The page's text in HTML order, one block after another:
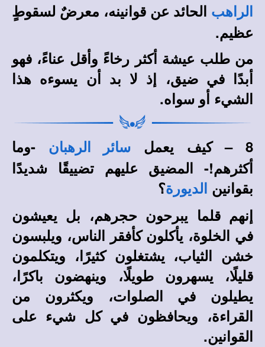
الراهب الحائد عن قوانينه، معرضٌ لسقوطٍ
عظيم.
من طلب عيشة أكثر رخاءً وأقل عناءً، فهو
أبدًا في ضيق، إذ لا بد أن يسوءه هذا
الشيء أو سواه.
8 – كيف يعمل سائر الرهبان
-وما
أكثرهم!- المضيق عليهم تضييقًا شديدًا
بقوانين
الديورة؟
إنهم قلما يبرحون حجرهم، بل يعيشون
في الخلوة، يأكلون كأفقر الناس، ويلبسون
خشن الثياب، يشتغلون كثيرًا، ويتكلمون
قليلًا، يسهرون طويلًا، وينهضون باكرًا،
يطيلون في الصلوات، ويكثرون من
القراءة، ويحافظون في كل شيء على
القوانين.